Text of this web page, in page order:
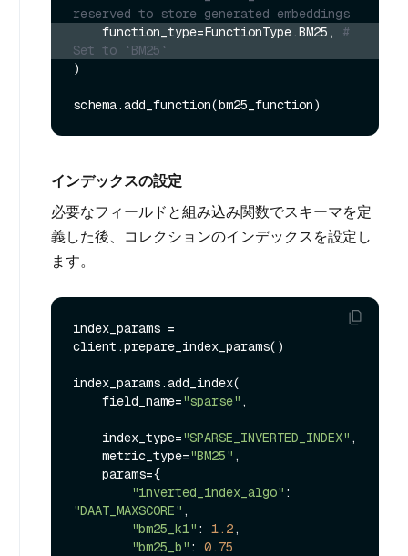
reserved to store generated embeddings
    function_type=FunctionType.BM25,
#
Set to `BM25`
)
インデックスの設定
必要なフィールドと組み込み関数でスキーマを定
義した後、コレクションのインデックスを設定し
ます。
index_params =
client.prepare_index_params()
index_params.add_index(
    field_name=
"sparse" ,
    index_type=
"SPARSE_INVERTED_INDEX" ,
    metric_type=
"BM25" ,
"inverted_index_algo"
"DAAT_MAXSCORE" ,
"bm25_k1" : 1.2,
"bm25_b" : 0.75